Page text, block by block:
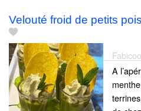
Velouté froid de petits
A